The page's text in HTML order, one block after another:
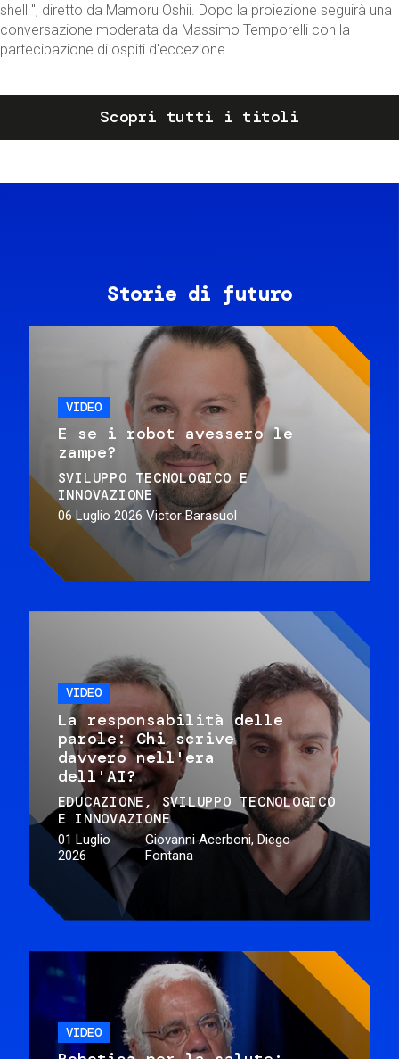
shell ", diretto da Mamoru Oshii. Dopo la proiezione seguirà una
conversazione moderata da Massimo Temporelli con la
partecipazione di ospiti d'eccezione.
Scopri tutti i titoli
Storie di futuro
VIDEO
E se i robot avessero le
zampe?
SVILUPPO TECNOLOGICO E
INNOVAZIONE
06 Luglio 2026 Victor Barasuol
VIDEO
La responsabilità delle
parole: Chi scrive
davvero nell'era
dell'AI?
EDUCAZIONE
SVILUPPO TECNOLOGICO
E INNOVAZIONE
01 Luglio
2026
Giovanni Acerboni, Diego
Fontana
VIDEO